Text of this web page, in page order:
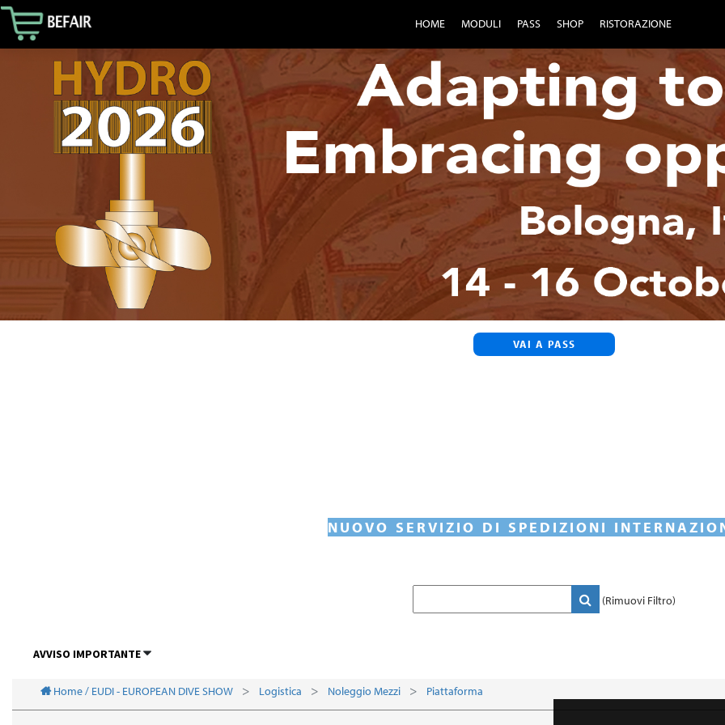
HOME MODULI PASS SHOP RISTORAZIONE
VAI A PASS
NUOVO SERVIZIO DI SPEDIZIONI
(Rimuovi Filtro)
AVVISO IMPORTANTE
Home / EUDI - EUROPEAN DIVE SHOW Logistica Noleggio Mezzi Piattaforma